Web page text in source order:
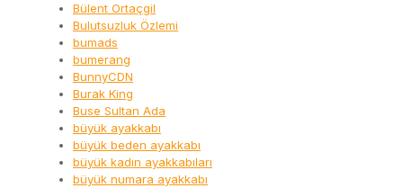
Bülent Ortaçgil
Bulutsuzluk Özlemi
bumads
bumerang
BunnyCDN
Burak King
Buse Sultan Ada
büyük ayakkabı
büyük beden ayakkabı
büyük kadın ayakkabıları
büyük numara ayakkabı